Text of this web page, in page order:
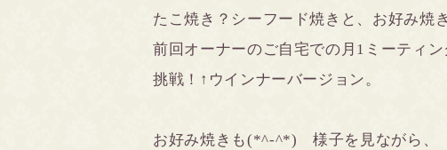
たこ焼き？シーフード焼きと、お好み焼
前回オーナーのご自宅での月1ミーティ
挑戦！↑ウインナーバージョン。
お好み焼きも(*^-^*) 様子を見ながら、